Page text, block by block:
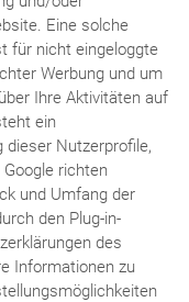
Eine solche
für nicht eingeloggte
Werbung und um
Ihre Aktivitäten auf
ein
dieser Nutzerprofile,
richten
und Umfang der
den Plug-in-
des
Informationen zu